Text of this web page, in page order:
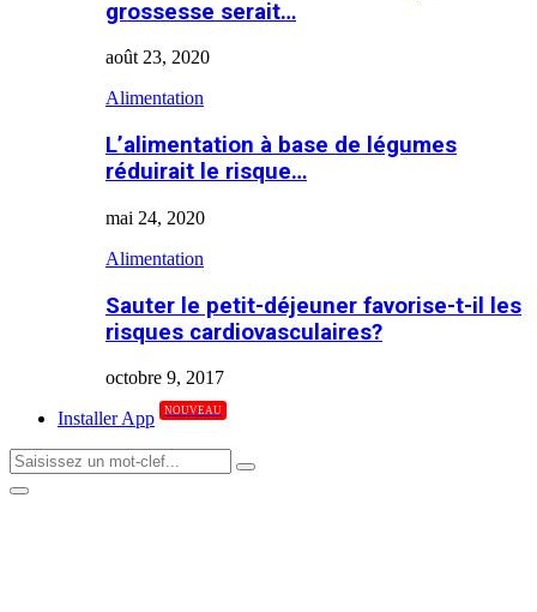
grossesse serait…
août 23, 2020
Alimentation
L’alimentation à base de légumes
réduirait le risque…
mai 24, 2020
Alimentation
Sauter le petit-déjeuner favorise-t-il les
risques cardiovasculaires?
octobre 9, 2017
Installer App
NOUVEAU
Search
for:
Search
Primary